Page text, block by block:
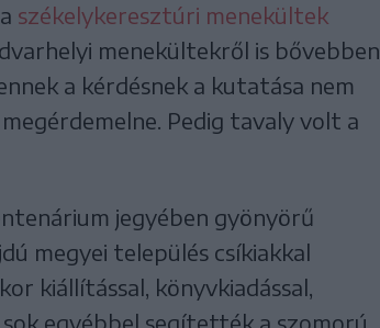
székelykeresztúri menekültek
menekültekről is bővebben
a kérdésnek a kutatása nem
Pedig tavaly volt a
jegyében gyönyörű
megyei település csíkiakkal
kiállítással, könyvkiadással,
egyébbel segítették a szomorú,